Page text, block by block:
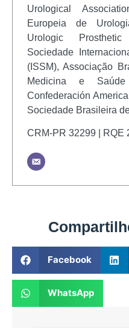
Urological
Europeia de
Urologic
Sociedade
(ISSM), Associação
Medicina e Saúde
Confederación
Sociedade Brasileira
CRM-PR 32299 | RQE
Facebook
WhatsApp